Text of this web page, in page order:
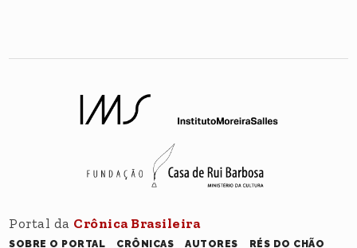
Portal da Crônica Brasileira
SOBRE O PORTAL CRÔNICAS AUTORES RÉS DO CHÃO